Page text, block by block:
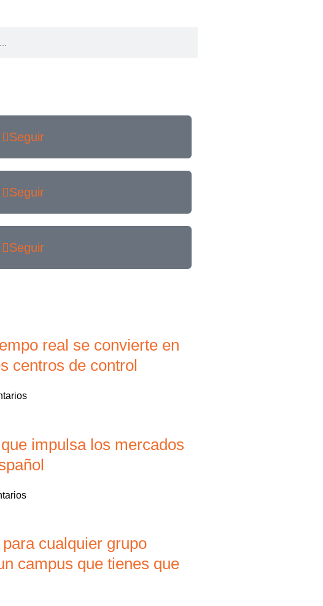
Seguir
Seguir
Seguir
real se convierte en
centros de control
impulsa los mercados
para cualquier grupo
campus que tienes que